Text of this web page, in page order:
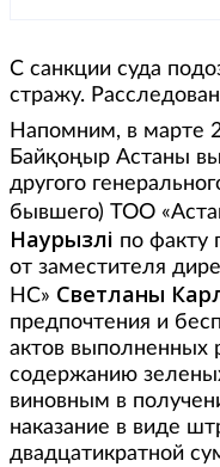
С санкции суда
стражу.
Напомним, в марте
Байқоңыр Астаны
другого
бывшего) ТОО
Наурызәлі по факту
от заместителя
НС» Светланы
предпочтения и
актов выполненных
содержанию
виновным в
наказание в виде
двадцатикратной